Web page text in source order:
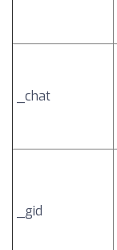
_chat
_gid